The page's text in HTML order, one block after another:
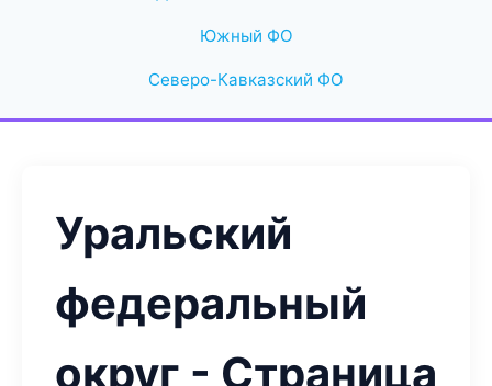
Южный ФО
Северо-Кавказский ФО
Уральский
федеральный
округ - Страница